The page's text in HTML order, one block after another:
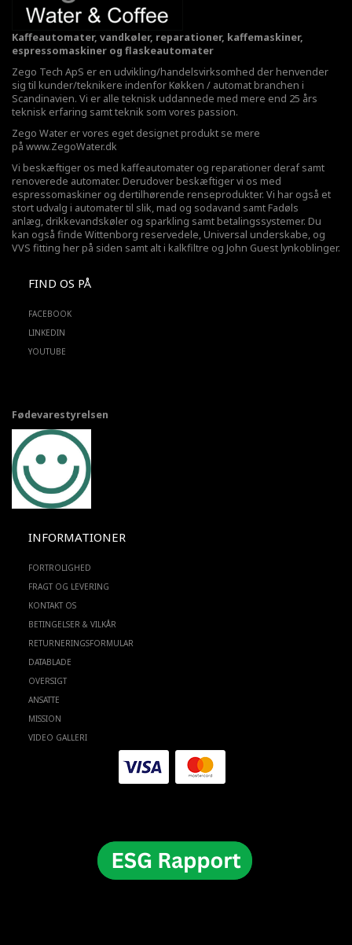
Kaffeautomater, vandkøler, reparationer, kaffemaskiner,
espressomaskiner og flaskeautomater
Zego Tech ApS er en udvikling/handelsvirksomhed der henvender
sig til kunder/teknikere indenfor Køkken / automat branchen i
Scandinavien. Vi er alle teknisk uddannede med mere end 25 års
teknisk erfaring samt teknik som vores passion.
Zego Water er vores eget designet produkt se mere
på www.ZegoWater.dk
Vi beskæftiger os med kaffeautomater og reparationer deraf samt
renoverede automater. Derudover beskæftiger vi os med
espressomaskiner og dertilhørende renseprodukter. Vi har også et
stort udvalg i automater til slik, mad og sodavand samt Fadøls
anlæg, drikkevandskøler og sparkling samt betalingssystemer. Du
kan også finde Wittenborg reservedele, Universal underskabe, og
VVS fitting her på siden samt alt i kalkfiltre og John Guest lynkoblinger.
FIND OS PÅ
FACEBOOK
LINKEDIN
YOUTUBE
Fødevarestyrelsen
INFORMATIONER
FORTROLIGHED
FRAGT OG LEVERING
KONTAKT OS
BETINGELSER & VILKÅR
RETURNERINGSFORMULAR
DATABLADE
OVERSIGT
ANSATTE
MISSION
VIDEO GALLERI